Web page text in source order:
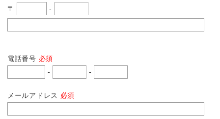
〒
-
電話番号 必須
-
-
メールアドレス 必須